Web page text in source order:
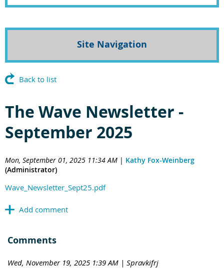
Site Navigation
Back to list
The Wave Newsletter -
September 2025
Mon, September 01, 2025 11:34 AM | Kathy Fox-Weinberg
(Administrator)
Wave_Newsletter_Sept25.pdf
Comments
Wed, November 19, 2025 1:39 AM | Spravkifrj